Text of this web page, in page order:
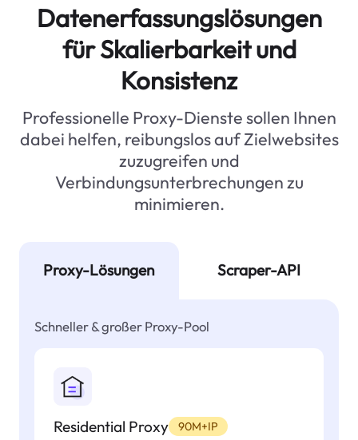
Datenerfassungslösungen
für Skalierbarkeit und
Konsistenz
Professionelle Proxy-Dienste sollen Ihnen
dabei helfen, reibungslos auf Zielwebsites
zuzugreifen und
Verbindungsunterbrechungen zu
minimieren.
Proxy-Lösungen Scraper-API
Schneller & großer Proxy-Pool
Residential Proxy 90M+IP